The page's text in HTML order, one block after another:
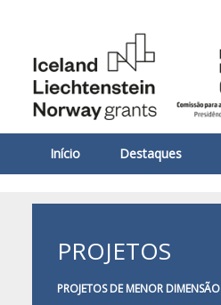
Início Destaques
PROJETOS
PROJETOS DE MENOR DIMENSÃO